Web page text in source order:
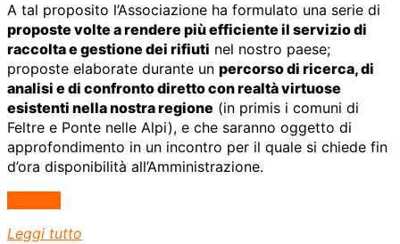
A tal proposito l’Associazione ha formulato una serie di
proposte volte a rendere più efficiente il servizio di
raccolta e gestione dei rifiuti nel nostro paese;
proposte elaborate durante un percorso di ricerca, di
analisi e di confronto diretto con realtà virtuose
esistenti nella nostra regione (in primis i comuni di
Feltre e Ponte nelle Alpi), e che saranno oggetto di
approfondimento in un incontro per il quale si chiede fin
d’ora disponibilità all’Amministrazione.
Leggi tutto